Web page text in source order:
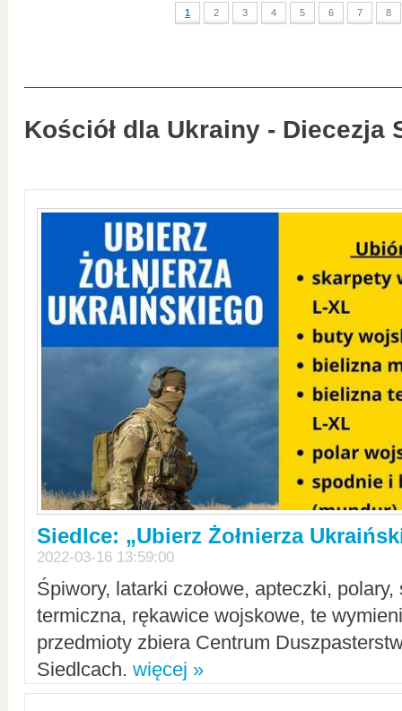
1 2 3 4 5 6 7 8
Kościół dla Ukrainy - Diecezja
Siedlce: „Ubierz Żołnierza
2022-03-16 13:59:00
Śpiwory, latarki czołowe, apteczki,
termiczna, rękawice wojskowe, te
przedmioty zbiera Centrum
Siedlcach. więcej »